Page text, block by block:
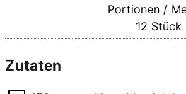
Portionen /
12 Stück
Zutaten